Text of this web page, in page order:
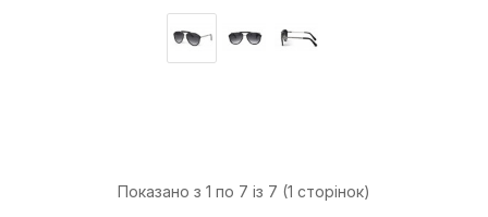
Показано з 1 по 7 із 7 (1 сторінок)